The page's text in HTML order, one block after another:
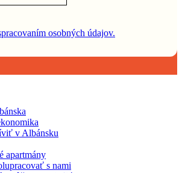
osobných údajov.
v Albánsku
apartmány
s nami